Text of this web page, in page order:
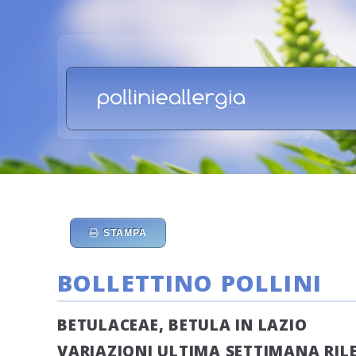
STAMPA
BOLLETTINO POLLINI
BETULACEAE, BETULA IN LAZIO
VARIAZIONI ULTIMA SETTIMANA